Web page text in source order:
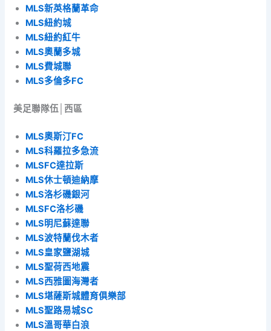
MLS新英格蘭革命
MLS紐約城
MLS紐約紅牛
MLS奧蘭多城
MLS費城聯
MLS多倫多FC
美足聯隊伍│西區
MLS奧斯汀FC
MLS科羅拉多急流
MLSFC達拉斯
MLS休士頓迪納摩
MLS洛杉磯銀河
MLSFC洛杉磯
MLS明尼蘇達聯
MLS波特蘭伐木者
MLS皇家鹽湖城
MLS聖荷西地震
MLS西雅圖海灣者
MLS堪薩斯城體育俱樂部
MLS聖路易城SC
MLS溫哥華白浪